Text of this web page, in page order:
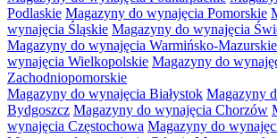
Podlaskie Magazyny do wynajęcia Pomorskie
wynajęcia Śląskie Magazyny do wynajęcia
Magazyny do wynajęcia Warmińsko-Mazurskie
wynajęcia Wielkopolskie Magazyny do
Zachodniopomorskie
Magazyny do wynajęcia Białystok Magazyny
Bydgoszcz Magazyny do wynajęcia Chorzów
wynajęcia Częstochowa Magazyny do